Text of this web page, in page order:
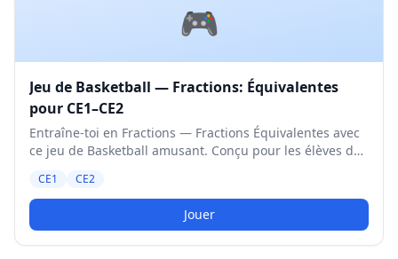
🎮
Jeu de Basketball — Fractions: Équivalentes
pour CE1–CE2
Entraîne-toi en Fractions — Fractions Équivalentes avec
ce jeu de Basketball amusant. Conçu pour les élèves de
CE1 CE2
Jouer